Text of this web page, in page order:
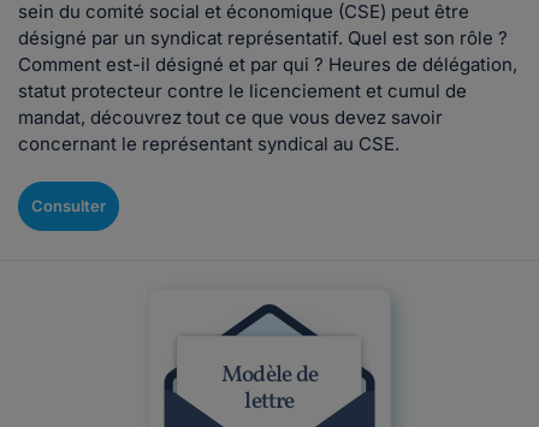
sein du comité social et économique (CSE) peut être
désigné par un syndicat représentatif. Quel est son rôle ?
Comment est-il désigné et par qui ? Heures de délégation,
statut protecteur contre le licenciement et cumul de
mandat, découvrez tout ce que vous devez savoir
concernant le représentant syndical au CSE.
Consulter
Modèle de
lettre